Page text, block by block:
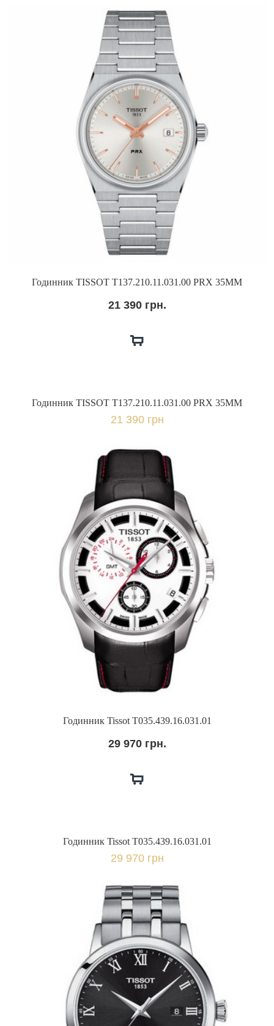
Годинник TISSOT T137.210.11.031.00 PRX 35MM
21 390 грн.
Годинник TISSOT T137.210.11.031.00 PRX 35MM
21 390 грн
Годинник Tissot T035.439.16.031.01
29 970 грн.
Годинник Tissot T035.439.16.031.01
29 970 грн